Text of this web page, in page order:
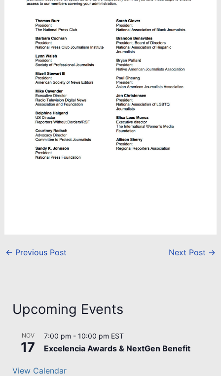
← Previous Post Next Post →
Upcoming Events
NOV
17
7:00 pm - 10:00 pm EST
Excelencia Awards & NextGen Benefit
View Calendar